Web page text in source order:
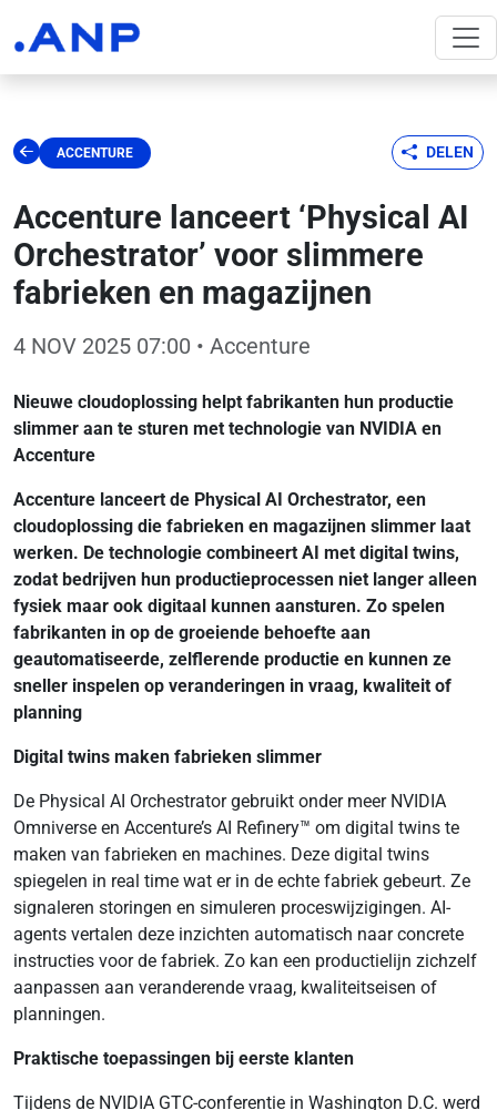
ACCENTURE DELEN
Accenture lanceert ‘Physical AI
Orchestrator’ voor slimmere
fabrieken en magazijnen
4 NOV 2025 07:00 • Accenture
Nieuwe cloudoplossing helpt fabrikanten hun productie
slimmer aan te sturen met technologie van NVIDIA en
Accenture
Accenture lanceert de Physical AI Orchestrator, een
cloudoplossing die fabrieken en magazijnen slimmer laat
werken. De technologie combineert AI met digital twins,
zodat bedrijven hun productieprocessen niet langer alleen
fysiek maar ook digitaal kunnen aansturen. Zo spelen
fabrikanten in op de groeiende behoefte aan
geautomatiseerde, zelflerende productie en kunnen ze
sneller inspelen op veranderingen in vraag, kwaliteit of
planning
Digital twins maken fabrieken slimmer
De Physical AI Orchestrator gebruikt onder meer NVIDIA
Omniverse en Accenture’s AI Refinery™ om digital twins te
maken van fabrieken en machines. Deze digital twins
spiegelen in real time wat er in de echte fabriek gebeurt. Ze
signaleren storingen en simuleren proceswijzigingen. AI-
agents vertalen deze inzichten automatisch naar concrete
instructies voor de fabriek. Zo kan een productielijn zichzelf
aanpassen aan veranderende vraag, kwaliteitseisen of
planningen.
Praktische toepassingen bij eerste klanten
Tijdens de NVIDIA GTC-conferentie in Washington D.C. werd